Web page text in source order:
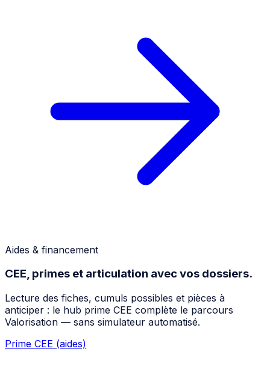
Aides & financement
CEE, primes et articulation avec vos dossiers.
Lecture des fiches, cumuls possibles et pièces à
anticiper : le hub prime CEE complète le parcours
Valorisation — sans simulateur automatisé.
Prime CEE (aides)